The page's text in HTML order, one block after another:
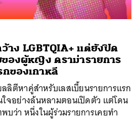
ว้าง LGBTQIA+ แต่ยังปิด
องผู้หญิง ดราม่ารายการ
ของเกาหลี
ลลิตีหาคู่สำหรับเลสเบี้ยนรายการแรก
ใจอย่างล้นหลามตอนเปิดตัว แต่โดน
บว่า หนึ่งในผู้ร่วมรายการเคยทำ